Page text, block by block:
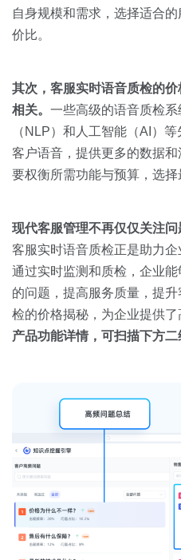
培训辅导
自身规模和需求，选择适合
价比。
其次，客服实时语音质检的
相关。 一些高级的语音质检
（NLP）和人工智能（AI）
客户语音，提供更多的数据
要权衡所需功能与预算，选择
现代客服管理不再仅仅关注问
客服实时语音质检正是助力企
通过实时监测和质检，企业
的问题，提高服务质量，提
检的价格揭秘，为企业提供了
产品功能详情，可扫描下方二